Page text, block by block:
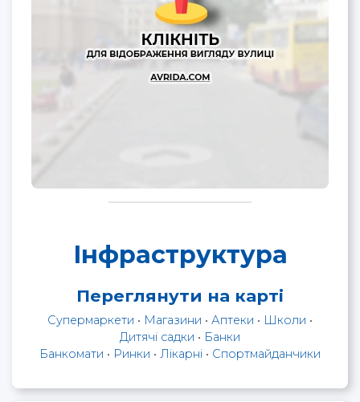
Інфраструктура
Переглянути на карті
Супермаркети • Магазини • Аптеки • Школи •
Дитячі садки • Банки
Банкомати • Ринки • Лікарні • Спортмайданчики